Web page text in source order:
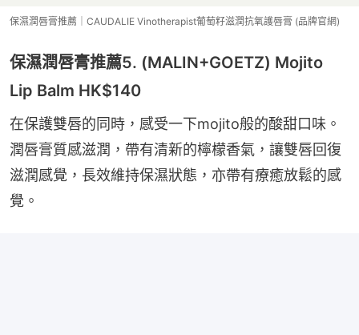
保濕潤唇膏推薦｜CAUDALIE Vinotherapist葡萄籽滋潤抗氧護唇膏 (品牌官網)
保濕潤唇膏推薦5. (MALIN+GOETZ) Mojito
Lip Balm HK$140
在保護雙唇的同時，感受一下mojito般的酸甜口味。
潤唇膏質感滋潤，帶有清新的檸檬香氣，讓雙唇回復
滋潤感覺，長效維持保濕狀態，亦帶有療癒放鬆的感
覺。